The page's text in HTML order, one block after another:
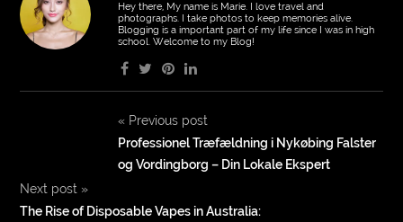
Hey there, My name is Marie. I love travel and
photographs. I take photos to keep memories alive.
Blogging is a important part of my life since I was in high
school. Welcome to my Blog!
«Previous post
Professionel Træfældning i Nykøbing Falster
og Vordingborg – Din Lokale Ekspert
Next post »
The Rise of Disposable Vapes in Australia: